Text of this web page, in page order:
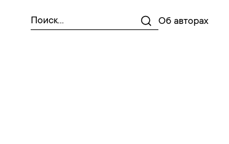
Об авторах